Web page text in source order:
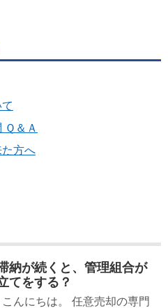
＆Ａ
方へ
納が続くと、管理組合が
てをする？
んにちは。 任意売却の専門